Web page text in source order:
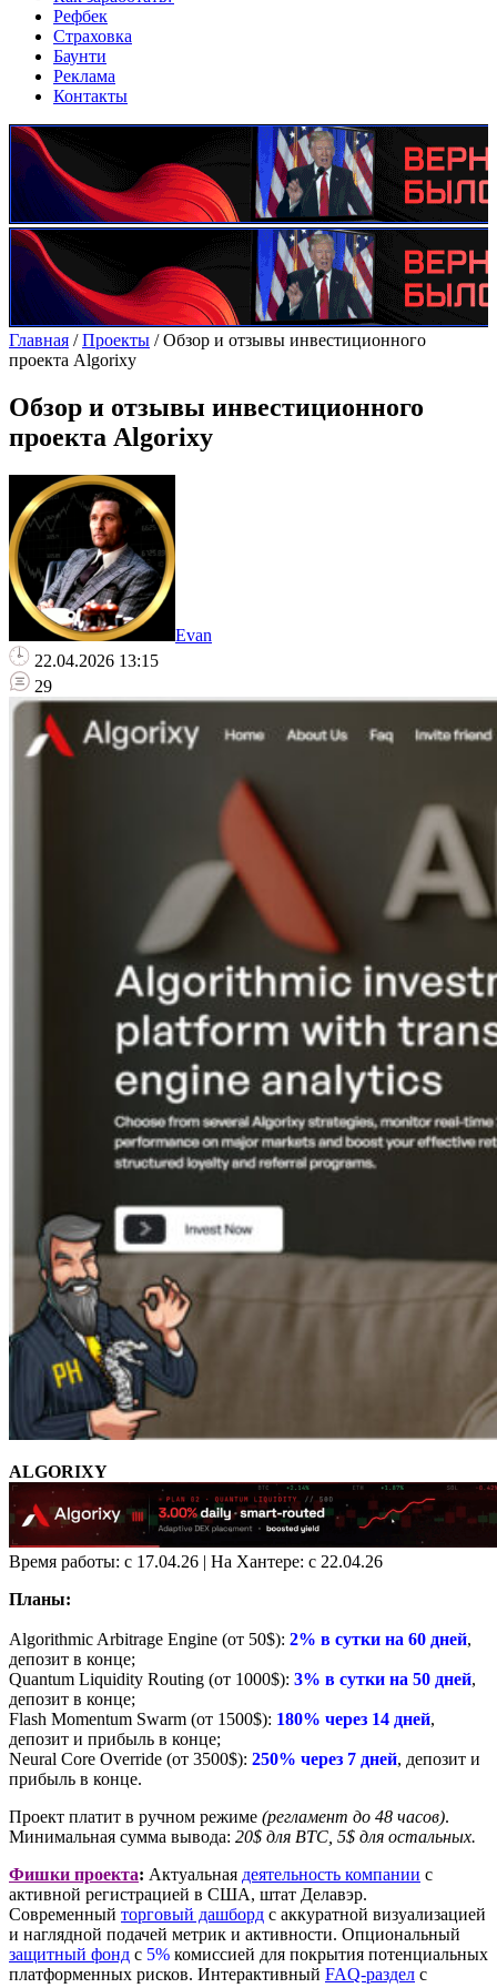
Рефбек
Страховка
Баунти
Реклама
Контакты
Главная /Проекты /Oбзор и отзывы инвестиционного
проекта Algorixy
Oбзор и отзывы инвестиционного
проекта Algorixy
Evan
22.04.2026 13:15
29
ALGORIXY
Время работы: с 17.04.26 | На Хантере: с 22.04.26
Планы:
Algorithmic Arbitrage Engine (от 50$): 2% в сутки на 60 дней,
депозит в конце;
Quantum Liquidity Routing (от 1000$): 3% в сутки на 50 дней,
депозит в конце;
Flash Momentum Swarm (от 1500$): 180% через 14 дней,
депозит и прибыль в конце;
Neural Core Override (от 3500$): 250% через 7 дней, депозит и
прибыль в конце.
Проект платит в ручном режиме (регламент до 48 часов).
Минимальная сумма вывода: 20$ для BTC, 5$ для остальных.
Фишки проекта: Актуальная деятельность компании с
активной регистрацией в США, штат Делавэр.
Современный торговый дашборд с аккуратной визуализацией
и наглядной подачей метрик и активности. Опциональный
защитный фонд с 5% комиссией для покрытия потенциальных
платформенных рисков. Интерактивный FAQ-раздел с